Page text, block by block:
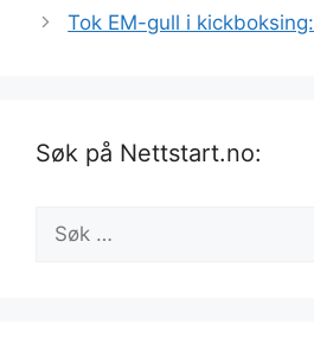
Tok EM-gull i
Søk på Nettstart.no:
etter: